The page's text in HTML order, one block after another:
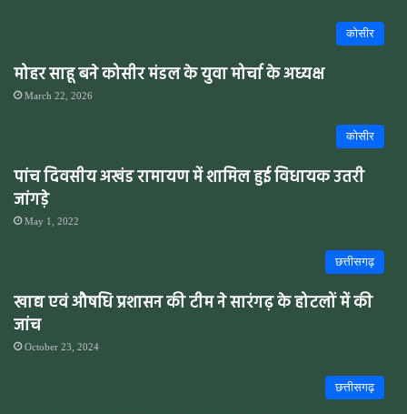
कोसीर
मोहर साहू बने कोसीर मंडल के युवा मोर्चा के अध्यक्ष
March 22, 2026
कोसीर
पांच दिवसीय अखंड रामायण में शामिल हुई विधायक उतरी
जांगड़े
May 1, 2022
छत्तीसगढ़
खाद्य एवं औषधि प्रशासन की टीम ने सारंगढ़ के होटलों में की
जांच
October 23, 2024
छत्तीसगढ़